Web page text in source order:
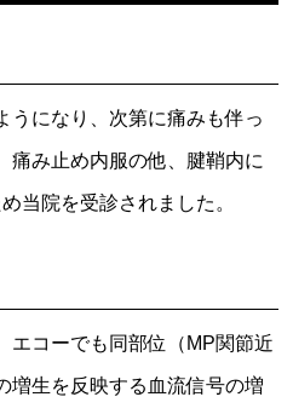
うになり、次第に痛みも伴っ
痛み止め内服の他、腱鞘内に
当院を受診されました。
エコーでも同部位（MP関節近
増生を反映する血流信号の増